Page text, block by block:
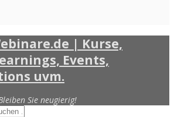
Sie neugierig!